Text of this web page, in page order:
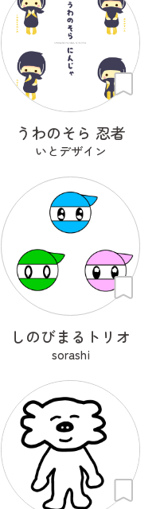
うわのそら 忍者
いとデザイン
しのびまるトリオ
sorashi